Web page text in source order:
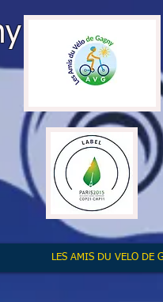
LES AMIS DU VELO DE